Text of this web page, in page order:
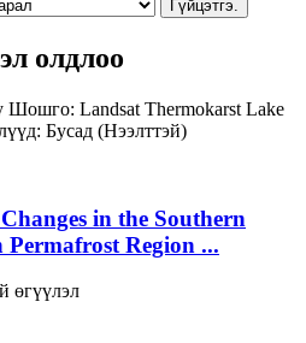
Гүйцэтгэ.
олдлоо
Шошго: Landsat Thermokarst Lake
Бусад (Нээлттэй)
in the Southern
Region ...
өгүүлэл